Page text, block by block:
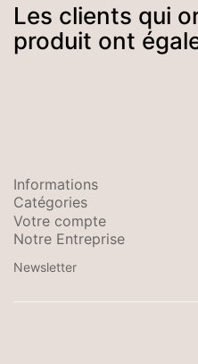
Les clients qui
produit ont
Informations
Catégories
Votre compte
Notre Entreprise
Newsletter